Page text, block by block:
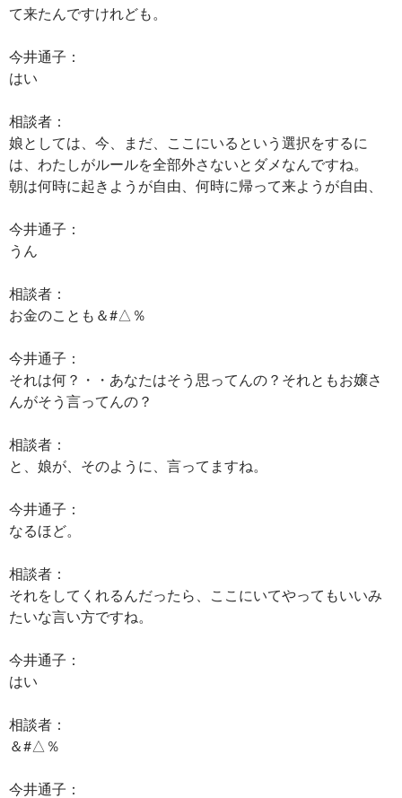
て来たんですけれども。
今井通子：
はい
相談者：
娘としては、今、まだ、ここにいるという選択をするに
は、わたしがルールを全部外さないとダメなんですね。
朝は何時に起きようが自由、何時に帰って来ようが自由、
今井通子：
うん
相談者：
お金のことも＆#△％
今井通子：
それは何？・・あなたはそう思ってんの？それともお嬢さ
んがそう言ってんの？
相談者：
と、娘が、そのように、言ってますね。
今井通子：
なるほど。
相談者：
それをしてくれるんだったら、ここにいてやってもいいみ
たいな言い方ですね。
今井通子：
はい
相談者：
＆#△％
今井通子：